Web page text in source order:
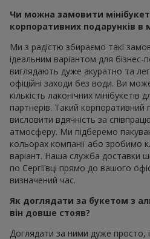
Чи можна замовити
корпоративних подарунків в
Ми з радістю збираємо такі
ідеальним варіантом для бізнес-
виглядають дуже акуратно та
офіційні заходи без води. Ви
кількість лаконічних
партнерів. Такий
висловити вдячність за
атмосферу. Ми підберемо
кольорах компанії або зробимо
варіант. Наша служба доставки
по Сергіївці прямо до вашого
визначений час.
Як доглядати за букетом з
він довше стояв?
Доглядати за ними дуже просто,